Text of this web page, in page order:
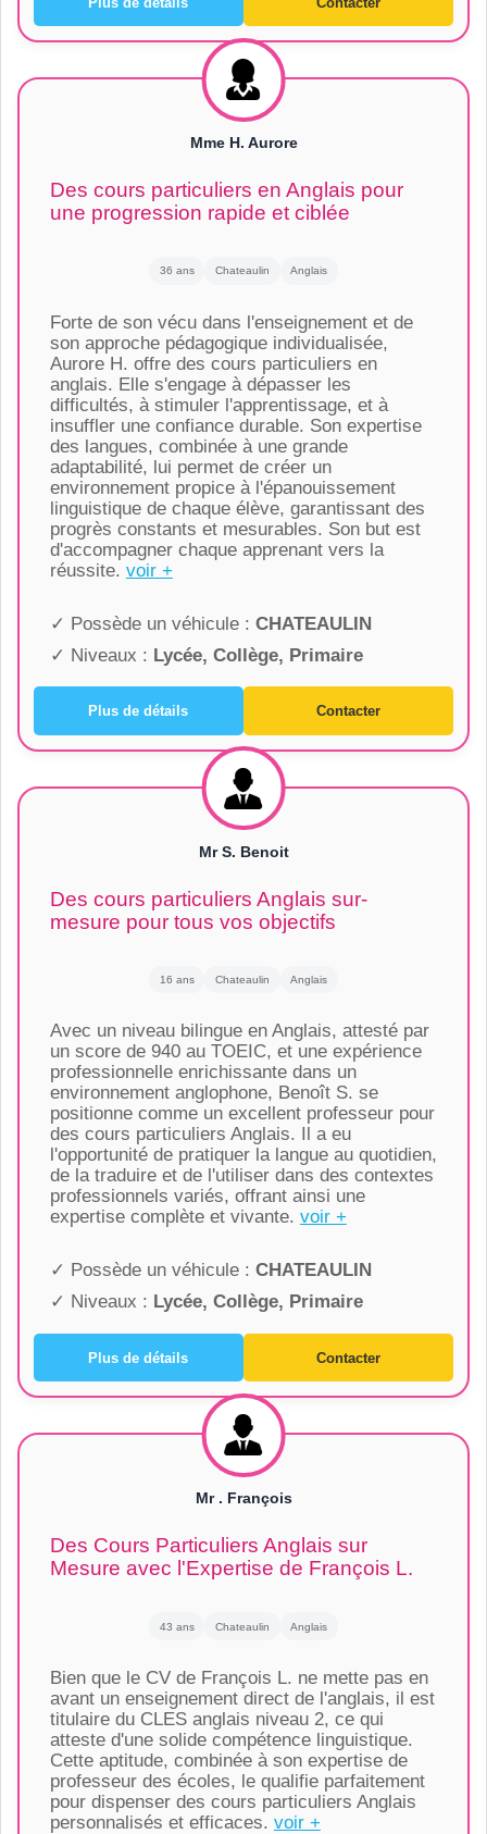
Mme H. Aurore
Des cours particuliers en Anglais pour
une progression rapide et ciblée
36 ans Chateaulin Anglais
Forte de son vécu dans l'enseignement et de
son approche pédagogique individualisée,
Aurore H. offre des cours particuliers en
anglais. Elle s'engage à dépasser les
difficultés, à stimuler l'apprentissage, et à
insuffler une confiance durable. Son expertise
des langues, combinée à une grande
adaptabilité, lui permet de créer un
environnement propice à l'épanouissement
linguistique de chaque élève, garantissant des
progrès constants et mesurables. Son but est
d'accompagner chaque apprenant vers la
réussite. voir +
✓ Possède un véhicule : CHATEAULIN
✓ Niveaux : Lycée, Collège, Primaire
Plus de détails Contacter
Mr S. Benoit
Des cours particuliers Anglais sur-
mesure pour tous vos objectifs
16 ans Chateaulin Anglais
Avec un niveau bilingue en Anglais, attesté par
un score de 940 au TOEIC, et une expérience
professionnelle enrichissante dans un
environnement anglophone, Benoît S. se
positionne comme un excellent professeur pour
des cours particuliers Anglais. Il a eu
l'opportunité de pratiquer la langue au quotidien,
de la traduire et de l'utiliser dans des contextes
professionnels variés, offrant ainsi une
expertise complète et vivante. voir +
✓ Possède un véhicule : CHATEAULIN
✓ Niveaux : Lycée, Collège, Primaire
Plus de détails Contacter
Mr . François
Des Cours Particuliers Anglais sur
Mesure avec l'Expertise de François L.
43 ans Chateaulin Anglais
Bien que le CV de François L. ne mette pas en
avant un enseignement direct de l'anglais, il est
titulaire du CLES anglais niveau 2, ce qui
atteste d'une solide compétence linguistique.
Cette aptitude, combinée à son expertise de
professeur des écoles, le qualifie parfaitement
pour dispenser des cours particuliers Anglais
personnalisés et efficaces. voir +